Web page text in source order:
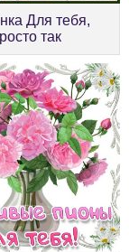
Для тебя,
так